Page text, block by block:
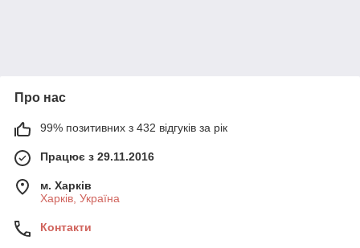
Про нас
99% позитивних з 432 відгуків за рік
Працює з 29.11.2016
м. Харків
Харків, Україна
Контакти